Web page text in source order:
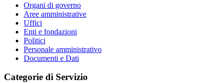
Organi di governo
Aree amministrative
Uffici
Enti e fondazioni
Politici
Personale amministrativo
Documenti e Dati
Categorie di Servizio